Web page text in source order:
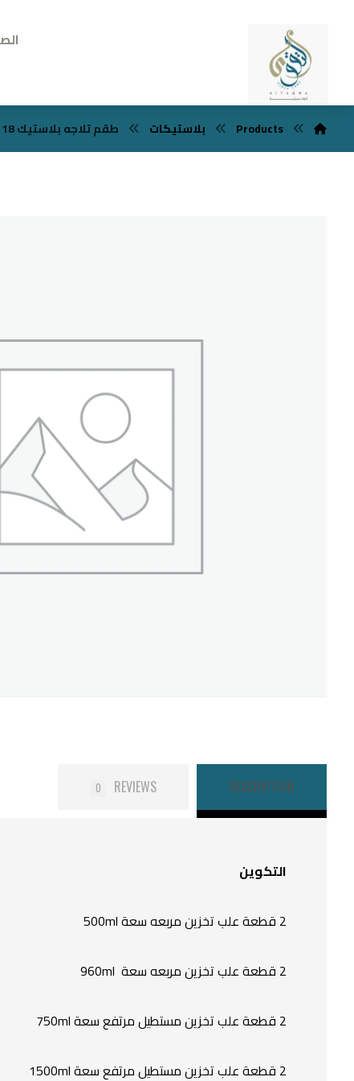
Products بلاستيكات طقم تلاجه بلاستيك 18 قطعه
DESCRIPTION
REVIEWS
0
التكوين
2 قطعة علب تخزين مربعه سعة 500ml
2 قطعة علب تخزين مربعه سعة 960ml
2 قطعة علب تخزين مستطيل مرتفع سعة 750ml
2 قطعة علب تخزين مستطيل مرتفع سعة 1500ml